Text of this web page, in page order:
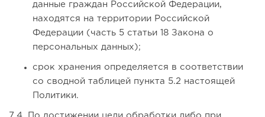
данные граждан Российской Федерации,
находятся на территории Российской
Федерации (часть 5 статьи 18 Закона о
персональных данных);
срок хранения определяется в соответствии
со сводной таблицей пункта 5.2 настоящей
Политики.